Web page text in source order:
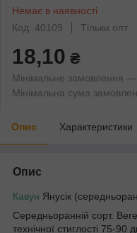
Немає в наявності
Код: 40109
Тільки опт
18,10 ₴
Мінімальне замовлення
Мінімальна сума
Опис Характеристики
Опис
Кавун Янусік
Середньоранній сорт.
технічної стиглості 75-90